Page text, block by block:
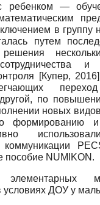
ребенком —
в группу
путем
решения
и
[Купер, 2016]
по
новых
формированию и
коммуникации
пособие NUMIKON.
условиях ДОУ у